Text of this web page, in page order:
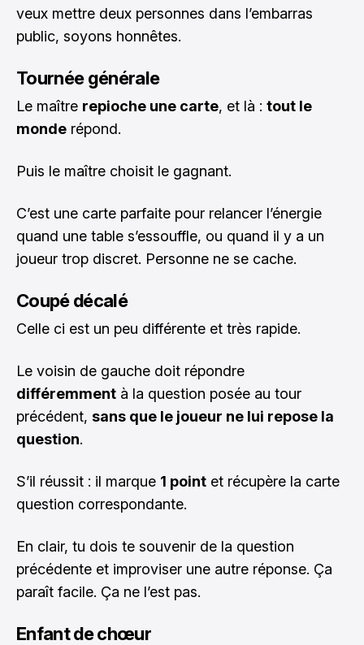
veux mettre deux personnes dans l’embarras
public, soyons honnêtes.
Tournée générale
Le maître repioche une carte, et là : tout le
monde répond.
Puis le maître choisit le gagnant.
C’est une carte parfaite pour relancer l’énergie
quand une table s’essouffle, ou quand il y a un
joueur trop discret. Personne ne se cache.
Coupé décalé
Celle ci est un peu différente et très rapide.
Le voisin de gauche doit répondre
différemment à la question posée au tour
précédent, sans que le joueur ne lui repose la
question.
S’il réussit : il marque 1 point et récupère la carte
question correspondante.
En clair, tu dois te souvenir de la question
précédente et improviser une autre réponse. Ça
paraît facile. Ça ne l’est pas.
Enfant de chœur